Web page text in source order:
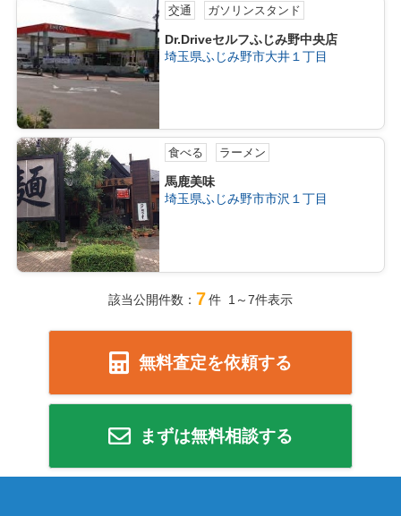
交通 ガソリンスタンド
Dr.Driveセルフふじみ野中央店
埼玉県ふじみ野市大井１丁目
食べる ラーメン
馬鹿美味
埼玉県ふじみ野市市沢１丁目
該当公開件数： 7件 1～7件表示
無料査定を依頼する
まずは無料相談する